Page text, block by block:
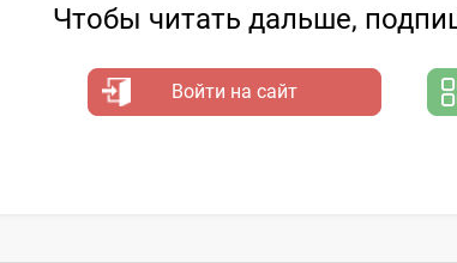
Чтобы читать дальше,
Войти на сайт